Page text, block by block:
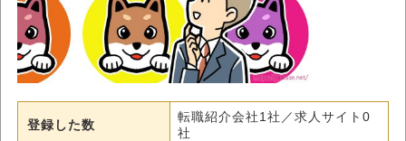
登録した数
転職紹介会社1社／求人サイト0
社